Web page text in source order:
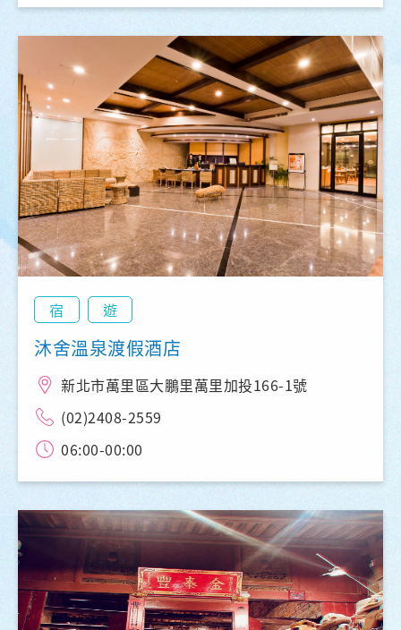
宿 遊
沐舍溫泉渡假酒店
新北市萬里區大鵬里萬里加投166-1號
(02)2408-2559
06:00-00:00